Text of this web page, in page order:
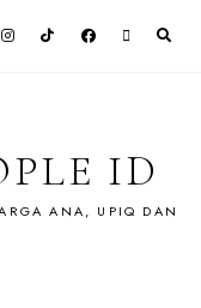
ID
ANA, UPIQ DAN